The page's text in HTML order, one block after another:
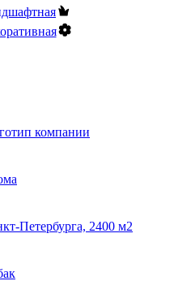
компании
Петербурга, 2400 м2